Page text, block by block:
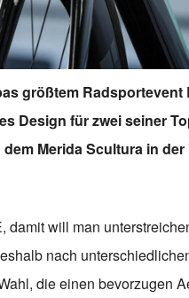
größtem Radsportevent
Design für zwei seiner
Merida Scultura in
damit will man
nach
die einen bevorzugen